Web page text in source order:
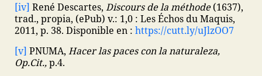
[iv] René Descartes, Discours de la méthode(1637),
trad., propia, (ePub) v.: 1,0 : Les Échos du Maquis,
2011, p. 38. Disponible en : https://cutt.ly/uJlzOO7
[v] PNUMA, Hacer las paces con la naturaleza,
Op.Cit.,p.4.